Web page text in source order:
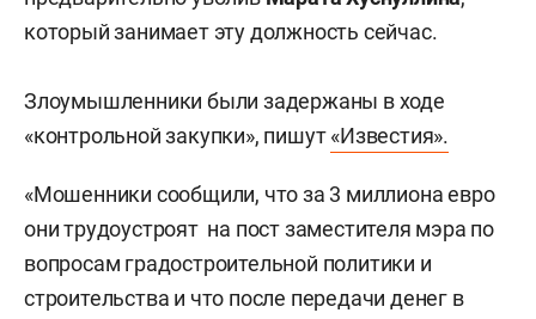
который занимает эту должность сейчас.
Злоумышленники были задержаны в ходе
«контрольной закупки», пишут«Известия».
«Мошенники сообщили, что за 3 миллиона евро
они трудоустроят на пост заместителя мэра по
вопросам градостроительной политики и
строительства и что после передачи денег в